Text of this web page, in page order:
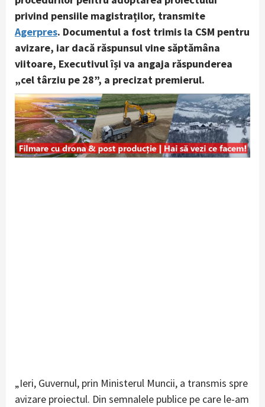
privind pensiile magistraților, transmite
Agerpres. Documentul a fost trimis la CSM pentru
avizare, iar dacă răspunsul vine săptămâna
viitoare, Executivul își va angaja răspunderea
„cel târziu pe 28”, a precizat premierul.
„Ieri, Guvernul, prin Ministerul Muncii, a transmis spre
avizare proiectul. Din semnalele publice pe care le-am